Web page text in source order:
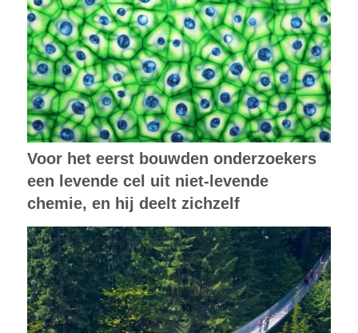
Voor het eerst bouwden onderzoekers
een levende cel uit niet-levende
chemie, en hij deelt zichzelf